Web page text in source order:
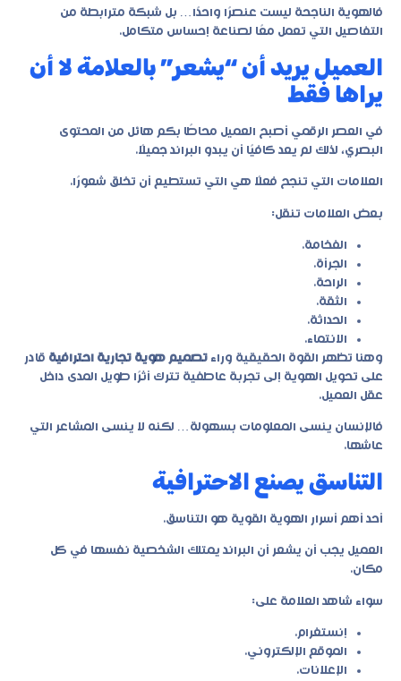
فالهوية الناجحة ليست عنصرًا واحدًا… بل شبكة مترابطة من
التفاصيل التي تعمل معًا لصناعة إحساس متكامل.
العميل يريد أن “يشعر” بالعلامة لا أن
يراها فقط
في العصر الرقمي أصبح العميل محاطًا بكم هائل من المحتوى
البصري، لذلك لم يعد كافيًا أن يبدو البراند جميلًا.
العلامات التي تنجح فعلًا هي التي تستطيع أن تخلق شعورًا.
بعض العلامات تنقل:
الفخامة.
الجرأة.
الراحة.
الثقة.
الحداثة.
الانتماء.
وهنا تظهر القوة الحقيقية وراء تصميم هوية تجارية احترافية قادر
على تحويل الهوية إلى تجربة عاطفية تترك أثرًا طويل المدى داخل
عقل العميل.
فالإنسان ينسى المعلومات بسهولة… لكنه لا ينسى المشاعر التي
عاشها.
التناسق يصنع الاحترافية
أحد أهم أسرار الهوية القوية هو التناسق.
العميل يجب أن يشعر أن البراند يمتلك الشخصية نفسها في كل
مكان.
سواء شاهد العلامة على:
إنستغرام.
الموقع الإلكتروني.
الإعلانات.